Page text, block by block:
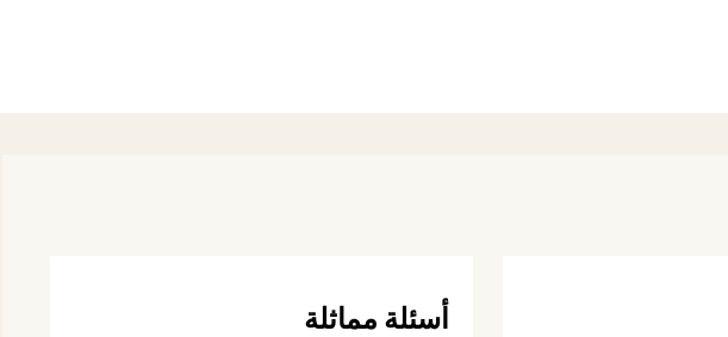
أسئلة مماثلة